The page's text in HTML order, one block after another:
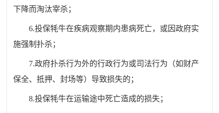
下降而淘汰宰杀；
6.投保牦牛在疾病观察期内患病死亡，或因政府实
施强制扑杀；
7.政府扑杀行为外的行政行为或司法行为（如财产
保全、抵押、封场等）导致损失的；
8.投保牦牛在运输途中死亡造成的损失；